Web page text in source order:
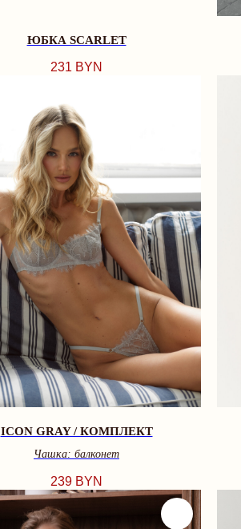
ЮБКА SCARLET
231 BYN
ICON GRAY / КОМПЛЕКТ
Чашка: балконет
239 BYN